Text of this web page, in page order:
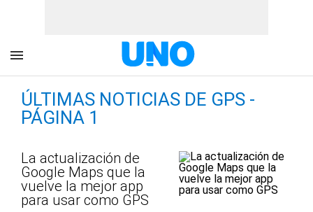
ÚLTIMAS NOTICIAS DE GPS -
PÁGINA 1
La actualización de
Google Maps que la
vuelve la mejor app
para usar como GPS